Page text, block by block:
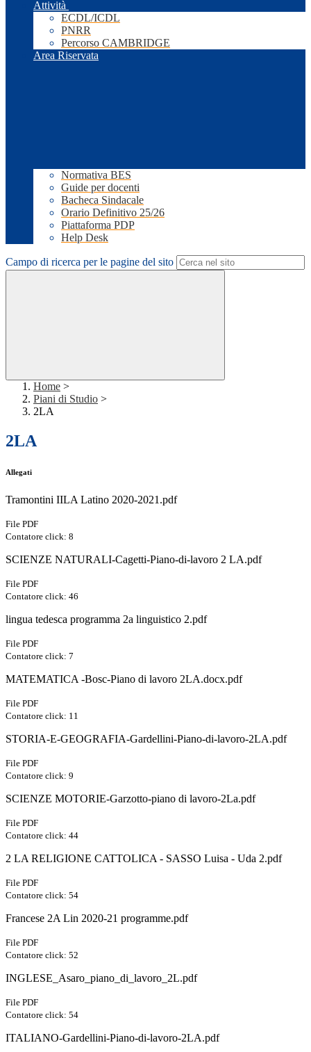
Attività
ECDL/ICDL
PNRR
Percorso CAMBRIDGE
Area Riservata
Normativa BES
Guide per docenti
Bacheca Sindacale
Orario Definitivo 25/26
Piattaforma PDP
Help Desk
Campo di ricerca per le pagine del sito
Home >
Piani di Studio >
2LA
2LA
Allegati
Tramontini IILA Latino 2020-2021.pdf
File PDF
Contatore click: 8
SCIENZE NATURALI-Cagetti-Piano-di-lavoro 2 LA.pdf
File PDF
Contatore click: 46
lingua tedesca programma 2a linguistico 2.pdf
File PDF
Contatore click: 7
MATEMATICA -Bosc-Piano di lavoro 2LA.docx.pdf
File PDF
Contatore click: 11
STORIA-E-GEOGRAFIA-Gardellini-Piano-di-lavoro-2LA.pdf
File PDF
Contatore click: 9
SCIENZE MOTORIE-Garzotto-piano di lavoro-2La.pdf
File PDF
Contatore click: 44
2 LA RELIGIONE CATTOLICA - SASSO Luisa - Uda 2.pdf
File PDF
Contatore click: 54
Francese 2A Lin 2020-21 programme.pdf
File PDF
Contatore click: 52
INGLESE_Asaro_piano_di_lavoro_2L.pdf
File PDF
Contatore click: 54
ITALIANO-Gardellini-Piano-di-lavoro-2LA.pdf